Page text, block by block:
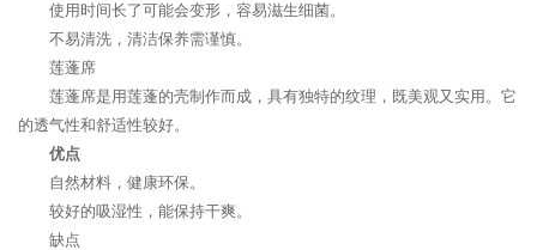
使用时间长了可能会变形，容易滋生细菌。
不易清洗，清洁保养需谨慎。
莲蓬席
莲蓬席是用莲蓬的壳制作而成，具有独特的纹理，既美观又实用。它
的透气性和舒适性较好。
优点
自然材料，健康环保。
较好的吸湿性，能保持干爽。
缺点